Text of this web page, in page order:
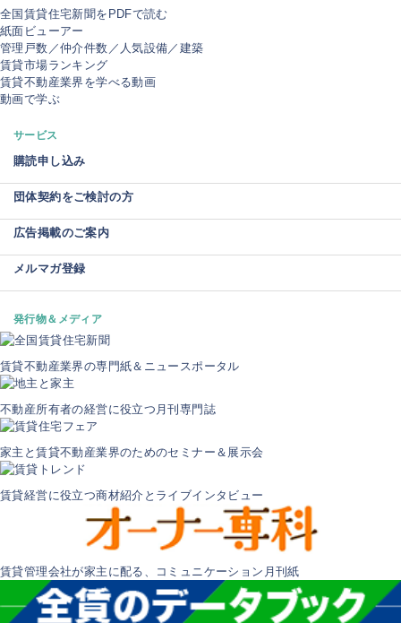
全国賃貸住宅新聞をPDFで読む
紙面ビューアー
管理戸数／仲介件数／人気設備／建築
賃貸市場ランキング
賃貸不動産業界を学べる動画
動画で学ぶ
サービス
購読申し込み
団体契約をご検討の方
広告掲載のご案内
メルマガ登録
発行物＆メディア
賃貸不動産業界の専門紙＆ニュースポータル
不動産所有者の経営に役立つ月刊専門誌
家主と賃貸不動産業界のためのセミナー＆展示会
賃貸経営に役立つ商材紹介とライブインタビュー
賃貸管理会社が家主に配る、コミュニケーション月刊紙